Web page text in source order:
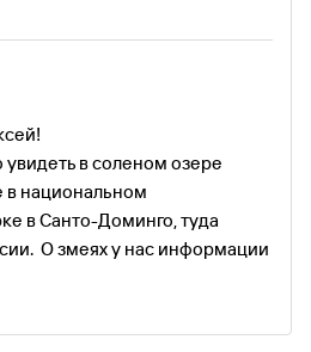
в соленом озере
в национальном
в Санто-Доминго, туда
О змеях у нас информации